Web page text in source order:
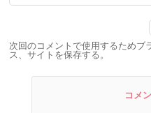
次回のコメントで使用するためブ
ス、サイトを保存する。